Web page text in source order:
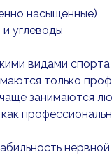
насыщенные)
углеводы
видами спорта
только
занимаются